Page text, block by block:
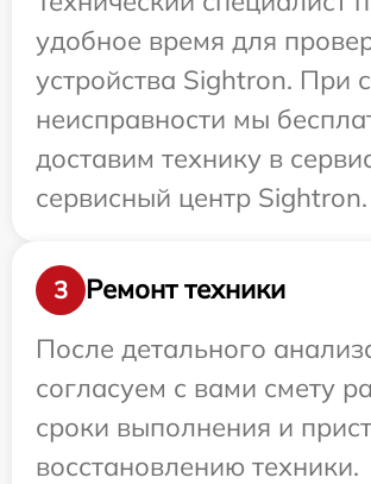
удобное время для
устройства Sightron. При
неисправности мы
доставим технику в
сервисный центр Sightron.
3
Ремонт техники
После детального
согласуем с вами смету
сроки выполнения и
восстановлению техники.